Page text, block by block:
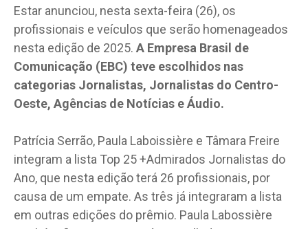
Estar anunciou, nesta sexta-feira (26), os
profissionais e veículos que serão homenageados
nesta edição de 2025. A Empresa Brasil de
Comunicação (EBC) teve escolhidos nas
categorias Jornalistas, Jornalistas do Centro-
Oeste, Agências de Notícias e Áudio.
Patrícia Serrão, Paula Laboissière e Tâmara Freire
integram a lista Top 25 +Admirados Jornalistas do
Ano, que nesta edição terá 26 profissionais, por
causa de um empate. As três já integraram a lista
em outras edições do prêmio. Paula Labossière